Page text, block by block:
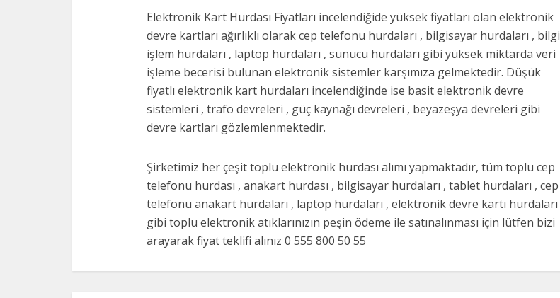
Elektronik Kart Hurdası Fiyatları incelendiğide yüksek fiyatları olan elektronik
devre kartları ağırlıklı olarak cep telefonu hurdaları , bilgisayar hurdaları , bilgi
işlem hurdaları , laptop hurdaları , sunucu hurdaları gibi yüksek miktarda veri
işleme becerisi bulunan elektronik sistemler karşımıza gelmektedir. Düşük
fiyatlı elektronik kart hurdaları incelendiğinde ise basit elektronik devre
sistemleri , trafo devreleri , güç kaynağı devreleri , beyazeşya devreleri gibi
devre kartları gözlemlenmektedir.
Şirketimiz her çeşit toplu elektronik hurdası alımı yapmaktadır, tüm toplu cep
telefonu hurdası , anakart hurdası , bilgisayar hurdaları , tablet hurdaları , cep
telefonu anakart hurdaları , laptop hurdaları , elektronik devre kartı hurdaları
gibi toplu elektronik atıklarınızın peşin ödeme ile satınalınması için lütfen bizi
arayarak fiyat teklifi alınız 0 555 800 50 55